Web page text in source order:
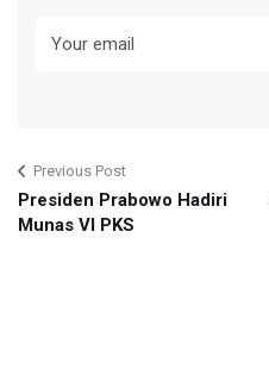
Previous Post
Presiden Prabowo Hadiri
Munas VI PKS